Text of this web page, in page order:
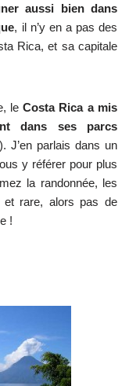
aussi bien dans
, il n’y en a pas des
Rica, et sa capitale
leCosta Rica a mis
dans ses parcs
J’en parlais dans un
y référer pour plus
la randonnée, les
et rare, alors pas de
!